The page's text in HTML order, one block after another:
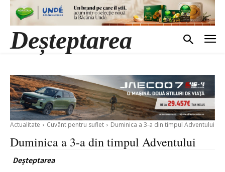
Deșteptarea
Actualitate Cuvânt pentru suflet Duminica a 3-a din timpul Adventului
Duminica a 3-a din timpul Adventului
Deșteptarea